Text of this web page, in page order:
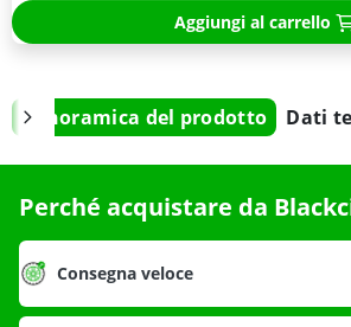
Aggiungi al carrello
Panoramica del prodotto Dati
Perché acquistare da
Consegna veloce